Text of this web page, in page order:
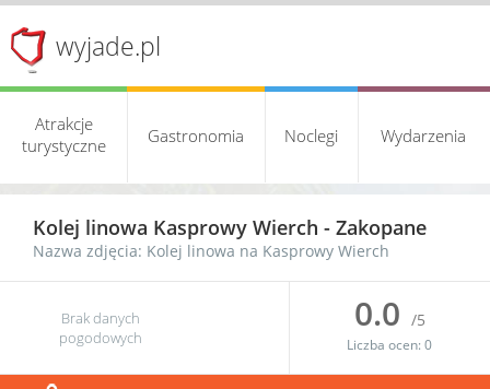
wyjade.pl
Atrakcje
turystyczne
Gastronomia Noclegi Wydarzenia
Kolej linowa Kasprowy Wierch - Zakopane
Nazwa zdjęcia: Kolej linowa na Kasprowy Wierch
Brak danych
pogodowych
0.0 /5
Liczba ocen:0